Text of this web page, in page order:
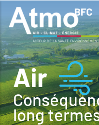
Aller
contenu
principal
Air
long